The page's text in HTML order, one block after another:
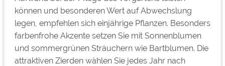
können und besonderen Wert auf Abwechslung
legen, empfehlen sich einjährige Pflanzen. Besonders
farbenfrohe Akzente setzen Sie mit Sonnenblumen
und sommergrünen Sträuchern wie Bartblumen. Die
attraktiven Zierden wählen Sie jedes Jahr nach